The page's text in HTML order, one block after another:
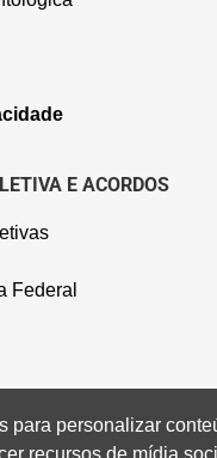
E ACORDOS
Federal
para personalizar
recursos de mídia